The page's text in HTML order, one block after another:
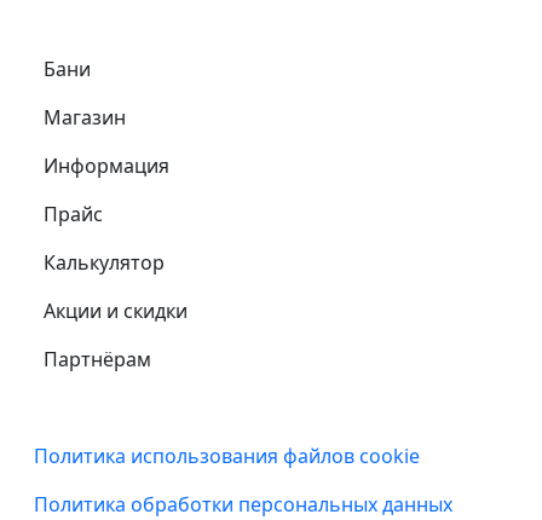
Самое важное
Бани
Магазин
Информация
Прайс
Калькулятор
Акции и скидки
Партнёрам
Подвал
Политика использования файлов cookie
Политика обработки персональных данных